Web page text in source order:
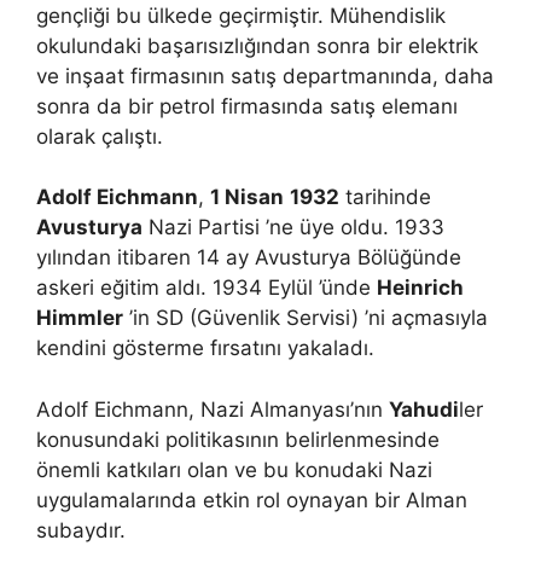
gençliği bu ülkede geçirmiştir. Mühendislik
okulundaki başarısızlığından sonra bir elektrik
ve inşaat firmasının satış departmanında, daha
sonra da bir petrol firmasında satış elemanı
olarak çalıştı.
Adolf Eichmann, 1 Nisan 1932 tarihinde
Avusturya Nazi Partisi ’ne üye oldu. 1933
yılından itibaren 14 ay Avusturya Bölüğünde
askeri eğitim aldı. 1934 Eylül ’ünde Heinrich
Himmler ’in SD (Güvenlik Servisi) ’ni açmasıyla
kendini gösterme fırsatını yakaladı.
Adolf Eichmann, Nazi Almanyası’nın Yahudiler
konusundaki politikasının belirlenmesinde
önemli katkıları olan ve bu konudaki Nazi
uygulamalarında etkin rol oynayan bir Alman
subaydır.